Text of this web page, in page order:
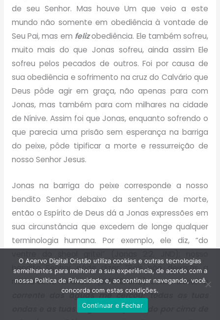
de seu Senhor. Mas houve Um que veio a este
mundo não somente em obediência à vontade de
Seu Pai, mas em felizobediência. Ele também sofreu,
muito mais do que Jonas sofreu, ainda assim Ele
sofreu pelos pecados de outros. Foi por causa de
sua obediência e sofrimento na cruz do Calvário que
Deus pôde agir em graça, não apenas para com
Jonas, mas também para com milhares na cidade
de Nínive. Assim foi que Jonas, enquanto sofrendo o
que parecia uma prisão sem esperança na barriga
do peixe, pôde tipificar a morte e ressurreição de
nosso Senhor Jesus.
Jonas na barriga do peixe corresponde a nosso
bendito Senhor debaixo da sentença de morte,
então o Espírito de Deus dá a Jonas expressões em
sua circunstância que excedem de longe qualquer
terminologia humana. Por exemplo, ele diz, “do
bendito Senhor pôde dizer: “Pois não deixarás a
minha alma no sheol” (Sl 16:10, JND). Jonas disse, “a
corrente das águas me cercou; todas as tuas
ondas e as tuas vagas têm passado por cima de
O Acervo Digital Cristão utiliza cookies e outras tecnologias
semelhantes para melhorar a sua experiência, de acordo com a
nossa Política de Privacidade e, ao continuar navegando, você
concorda com estas condições.
Continuar e Fechar